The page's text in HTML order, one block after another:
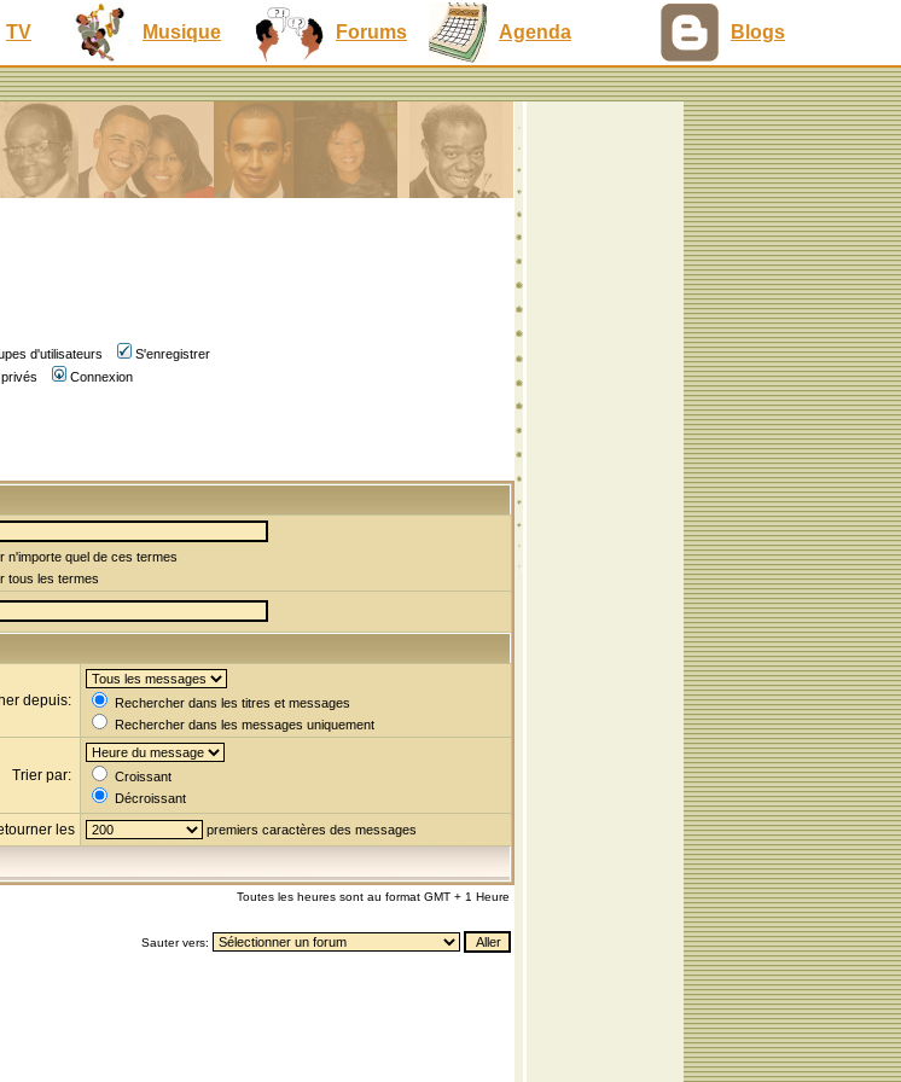
TV Musique Forums Agenda Blogs
d'utilisateurs
S'enregistrer
Connexion
n'importe quel de ces termes
tous les termes
depuis:
Rechercher dans les titres et messages
Rechercher dans les messages uniquement
Trier par:
Croissant
Décroissant
les premiers caractères des messages
Toutes les heures sont au format GMT + 1 Heure
Sauter vers: